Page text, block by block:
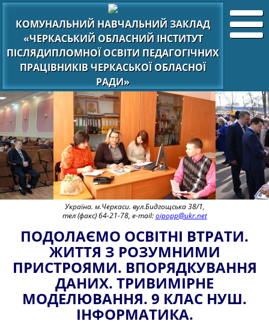
КОМУНАЛЬНИЙ НАВЧАЛЬНИЙ ЗАКЛАД
«ЧЕРКАСЬКИЙ ОБЛАСНИЙ ІНСТИТУТ
ПІСЛЯДИПЛОМНОЇ ОСВІТИ ПЕДАГОГІЧНИХ
ПРАЦІВНИКІВ ЧЕРКАСЬКОЇ ОБЛАСНОЇ
РАДИ»
Україна. м.Черкаси. вул.Бидгощська 38/1,
тел (факс) 64-21-78, e-mail:oipopp@ukr.net
ПОДОЛАЄМО ОСВІТНІ ВТРАТИ.
ЖИТТЯ З РОЗУМНИМИ
ПРИСТРОЯМИ. ВПОРЯДКУВАННЯ
ДАНИХ. ТРИВИМІРНЕ
МОДЕЛЮВАННЯ. 9 КЛАС НУШ.
ІНФОРМАТИКА.